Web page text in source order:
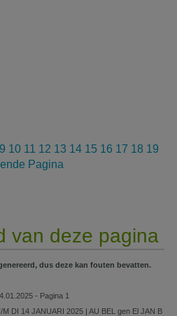
9 10 11 12 13 14 15 16 17 18 19
Pagina
van deze pagina
dus deze kan fouten bevatten.
- Pagina 1
DI 14 JANUARI 2025 | AU BEL gen El JAN B